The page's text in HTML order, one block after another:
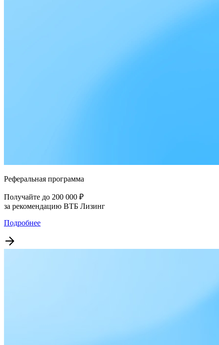
Реферальная программа
Получайте до 200 000 ₽
за рекомендацию ВТБ Лизинг
Подробнее